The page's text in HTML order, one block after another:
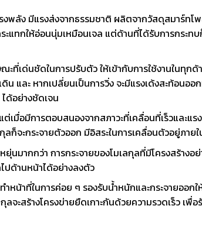
พลัง มีแรงส่งจากธรรมชาติ ผลิตจากวัสดุสมาร์ท
แทกให้อ่อนนุ่มเหมือนเจล แต่ด้านที่ได้รับการกระ
ด่นชัดในการปรับตัว ให้เข้ากับการใช้งานในทุก
และ หากเปลี่ยนเป็นการวิ่ง จะมีแรงเด้งสะท้อน
ด้อย่างชัดเจน
มื่อมีการตอบสนองจากสภาวะที่เคลื่อนที่เร็วและแ
ก็จะกระจายตัวออก มีอิสระในการเคลื่อนตัวอยู่ภาย
มากกว่า การกระจายของโมเลกุลที่มีโครงสร้างอ
ปด้านหน้าได้อย่างลงตัว
ำหน้าที่ในการค่อย ๆ รองรับน้ำหนักและกระจายอ
จะสร้างโครงข่ายยืดเกาะกันด้วยความรวดเร็ว เ